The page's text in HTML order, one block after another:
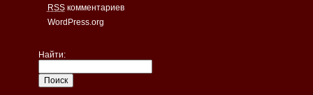
RSSкомментариев
WordPress.org
Найти: